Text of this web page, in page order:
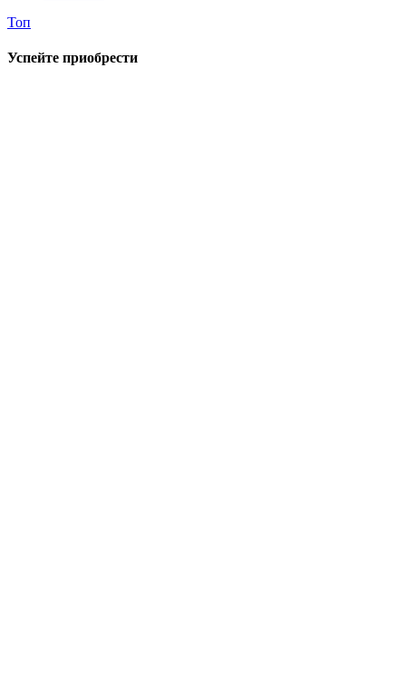
Топ
Успейте приобрести